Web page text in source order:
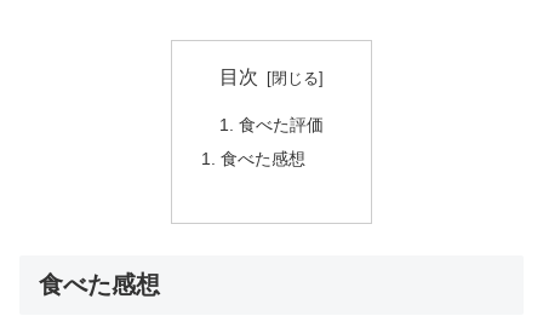
目次
食べた評価
食べた感想
食べた感想